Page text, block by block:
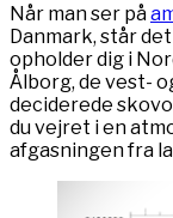
Når man ser på
Danmark, står
opholder dig i
Ålborg, de vest-
deciderede
du vejret i en
afgasningen fra